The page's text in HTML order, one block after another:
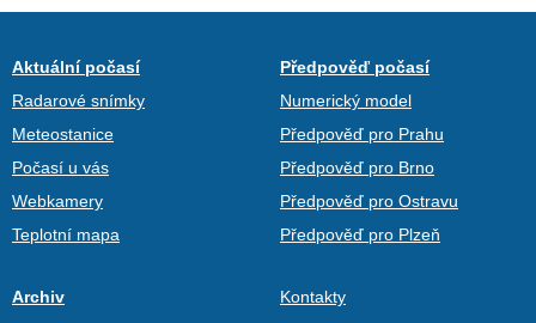
Aktuální počasí
Radarové snímky
Meteostanice
Počasí u vás
Webkamery
Teplotní mapa
Předpověď počasí
Numerický model
Předpověď pro Prahu
Předpověď pro Brno
Předpověď pro Ostravu
Předpověď pro Plzeň
Archiv
Kontakty